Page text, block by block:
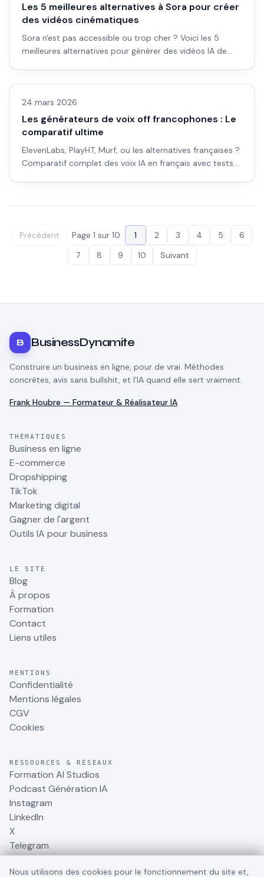
Les 5 meilleures alternatives à Sora pour créer
des vidéos cinématiques
Sora n'est pas accessible ou trop cher ? Voici les 5
meilleures alternatives pour générer des vidéos IA de
Vidéo IA
24 mars 2026
Les générateurs de voix off francophones : Le
comparatif ultime
ElevenLabs, PlayHT, Murf, ou les alternatives françaises ?
Comparatif complet des voix IA en français avec tests
Précédent Page 1 sur 10 1 2 3 4 5
6
7
8 9 10 Suivant
B BusinessDynamite
Construire un business en ligne, pour de vrai. Méthodes
concrètes, avis sans bullshit, et l'IA quand elle sert vraiment.
Frank Houbre — Formateur & Réalisateur IA
THÉMATIQUES
Business en ligne
E-commerce
Dropshipping
TikTok
Marketing digital
Gagner de l'argent
Outils IA pour business
LE SITE
Blog
À propos
Formation
Contact
Liens utiles
MENTIONS
Confidentialité
Mentions légales
CGV
Cookies
RESSOURCES & RÉSEAUX
Formation AI Studios
Podcast Génération IA
Instagram
LinkedIn
X
Telegram
Nous utilisons des cookies pour le fonctionnement du site et,